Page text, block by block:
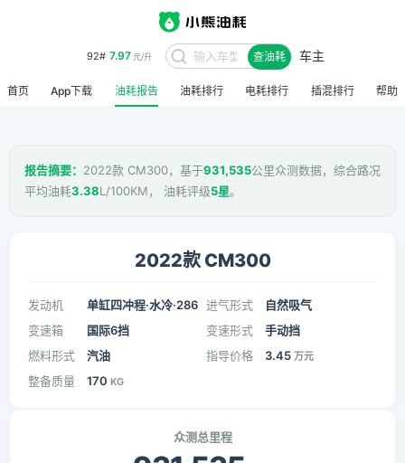
95# 8.48 元/升 查油耗 车主
首页 App下载 油耗报告 油耗排行 电耗排行 插混排行 帮助
报告摘要： 2022款 CM300，基于931,535公里众测数据，综合路况
平均油耗3.38L/100KM， 油耗评级5星。
2022款 CM300
发动机 单缸四冲程·水冷·286 进气形式
自然吸气
变速箱
国际6挡 变速形式
手动挡
燃料形式
汽油 指导价格 3.45 万元
整备质量 170 KG
众测总里程